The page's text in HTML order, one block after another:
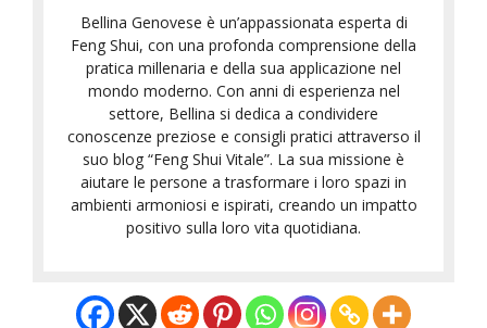
Bellina Genovese è un’appassionata esperta di
Feng Shui, con una profonda comprensione della
pratica millenaria e della sua applicazione nel
mondo moderno. Con anni di esperienza nel
settore, Bellina si dedica a condividere
conoscenze preziose e consigli pratici attraverso il
suo blog “Feng Shui Vitale”. La sua missione è
aiutare le persone a trasformare i loro spazi in
ambienti armoniosi e ispirati, creando un impatto
positivo sulla loro vita quotidiana.